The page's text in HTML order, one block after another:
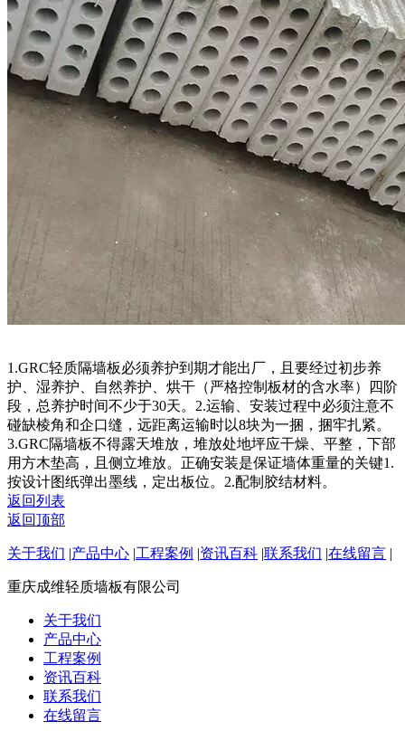
1.GRC轻质隔墙板必须养护到期才能出厂，且要经过初步养
护、湿养护、自然养护、烘干（严格控制板材的含水率）四阶
段，总养护时间不少于30天。2.运输、安装过程中必须注意不
碰缺棱角和企口缝，远距离运输时以8块为一捆，捆牢扎紧。
3.GRC隔墙板不得露天堆放，堆放处地坪应干燥、平整，下部
用方木垫高，且侧立堆放。正确安装是保证墙体重量的关键1.
按设计图纸弹出墨线，定出板位。2.配制胶结材料。
返回列表
返回顶部
关于我们 |产品中心 |工程案例 |资讯百科 |联系我们 |在线留言 |
重庆成维轻质墙板有限公司
关于我们
产品中心
工程案例
资讯百科
联系我们
在线留言